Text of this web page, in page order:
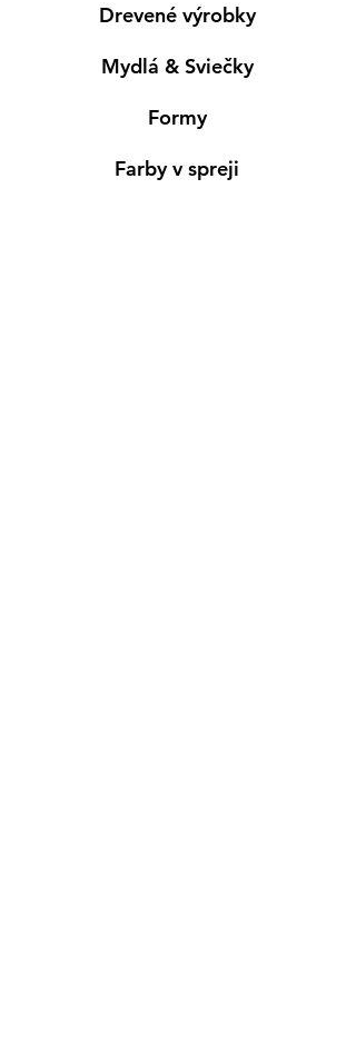
Drevené výrobky
Mydlá & Sviečky
Formy
Farby v spreji